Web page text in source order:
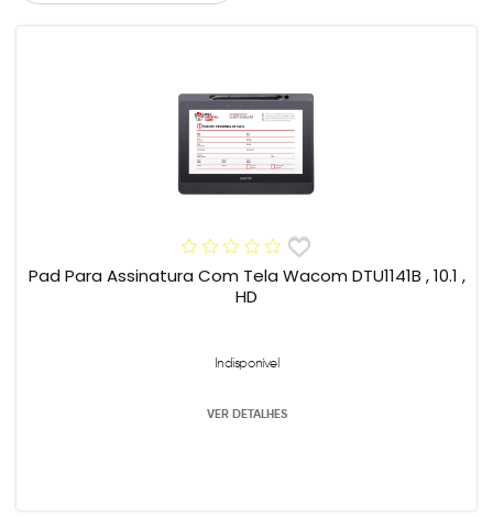
Pad Para Assinatura Com Tela Wacom DTU1141B , 10.1 ,
HD
Indisponível
VER DETALHES